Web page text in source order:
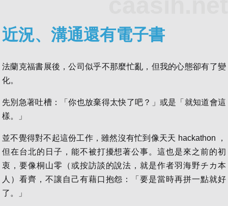
近況、溝通還有電子書
法蘭克福書展後，公司似乎不那麼忙亂，但我的心態卻有了變
化。
先別急著吐槽：「你也放棄得太快了吧？」或是「就知道會這
樣。」
並不覺得對不起這份工作，雖然沒有忙到像天天 hackathon ，
但在台北的日子，能不被打擾想著公事。這也是來之前的初
衷，要像桐山零（或按訪談的說法，就是作者羽海野チカ本
人）看齊，不讓自己有藉口抱怨：「要是當時再拼一點就好
了。」